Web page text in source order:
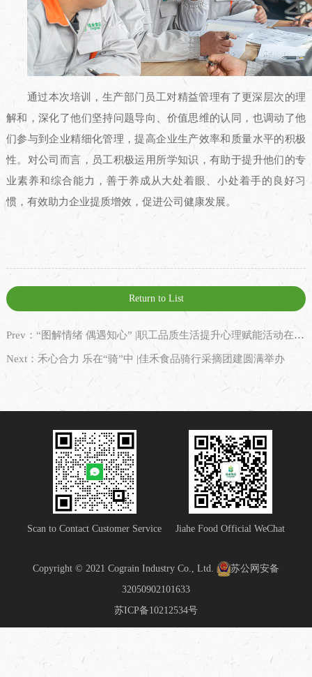
通过本次培训，生产部门员工对精益管理有了更深层次的理
解和，深化了他们坚持问题导向、价值思维的认同，也调动了他
们参与到企业精细化管理，提高企业生产效率和质量水平的积极
性。对公司而言，员工积极运用所学知识，有助于提升他们的专
业素养和综合能力，善于养成从大处着眼、小处着手的良好习
惯，有效助力企业提质增效，促进公司健康发展。
Return to List
Prev：“图解情绪 偶遇知心” |职工品质生活提升心理赋能活动在公司顺利举办
Next：禾心合力 乐在“骑”中 |佳禾食品骑行采摘团建圆满举办
Scan to Contact Customer Service Jiahe Food Official WeChat
Copyright © 2021 Cograin Industry Co., Ltd.
苏公网安备
32050902101633
苏ICP备10212534号